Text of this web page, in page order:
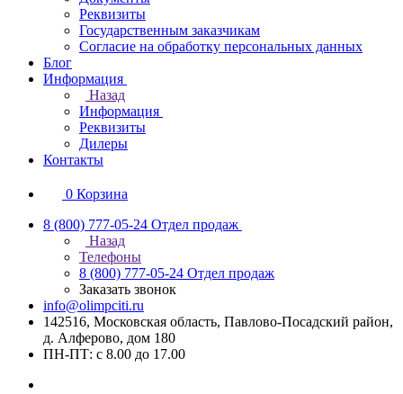
Реквизиты
Государственным заказчикам
Согласие на обработку персональных данных
Блог
Информация
Назад
Информация
Реквизиты
Дилеры
Контакты
0 Корзина
8 (800) 777-05-24 Отдел продаж
Назад
Телефоны
8 (800) 777-05-24 Отдел продаж
Заказать звонок
info@olimpciti.ru
142516, Московская область, Павлово-Посадский район,
д. Алферово, дом 180
ПН-ПТ: с 8.00 до 17.00